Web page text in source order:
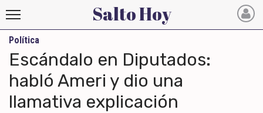
Salto
Hoy
INICIO
Salto Hoy
Política
Escándalo en Diputados:
habló Ameri y dio una
llamativa explicación